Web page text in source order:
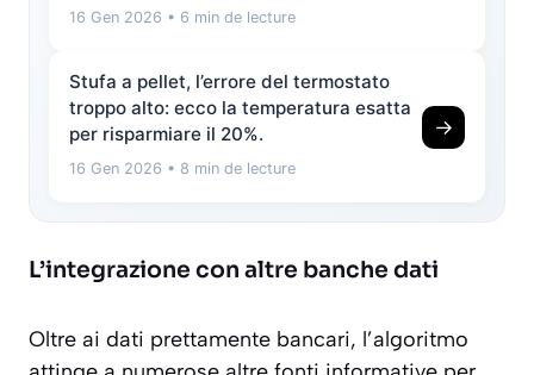
16 Gen 2026 • 6 min de lecture
Stufa a pellet, l’errore del termostato
troppo alto: ecco la temperatura esatta
per risparmiare il 20%.
16 Gen 2026 • 8 min de lecture
→
L’integrazione con altre banche dati
Oltre ai dati prettamente bancari, l’algoritmo